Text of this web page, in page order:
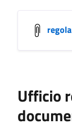
Ufficio